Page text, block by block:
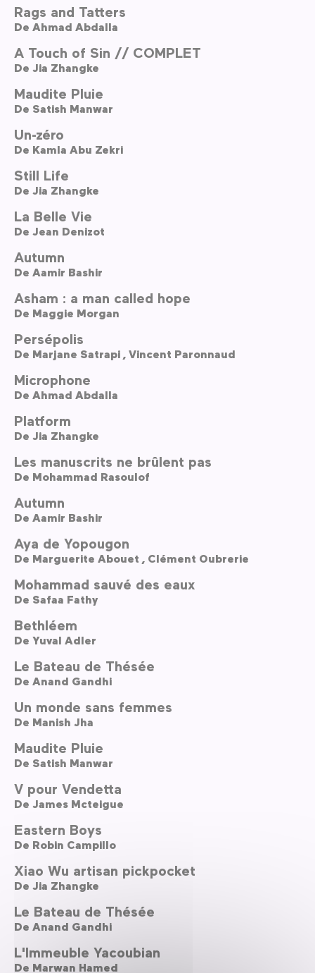
Rags and Tatters
De Ahmad Abdalla
A Touch of Sin // COMPLET
De Jia Zhangke
Maudite Pluie
De Satish Manwar
Un-zéro
De Kamla Abu Zekri
Still Life
De Jia Zhangke
La Belle Vie
De Jean Denizot
Autumn
De Aamir Bashir
Asham : a man called hope
De Maggie Morgan
Persépolis
De Marjane Satrapi , Vincent Paronnaud
Microphone
De Ahmad Abdalla
Platform
De Jia Zhangke
Les manuscrits ne brûlent pas
De Mohammad Rasoulof
Autumn
De Aamir Bashir
Aya de Yopougon
De Marguerite Abouet , Clément Oubrerie
Mohammad sauvé des eaux
De Safaa Fathy
Bethléem
De Yuval Adler
Le Bateau de Thésée
De Anand Gandhi
Un monde sans femmes
De Manish Jha
Maudite Pluie
De Satish Manwar
V pour Vendetta
De James Mcteigue
Eastern Boys
De Robin Campillo
Xiao Wu artisan pickpocket
De Jia Zhangke
Le Bateau de Thésée
De Anand Gandhi
L'Immeuble Yacoubian
De Marwan Hamed